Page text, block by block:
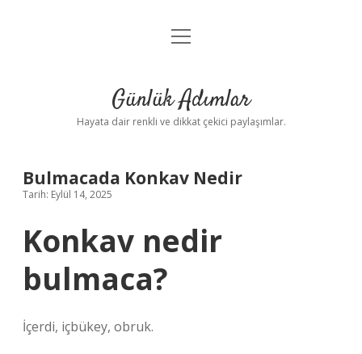
Anasayfa
Yasal Uyarı
menüyü
Günlük Adımlar
Hayata dair renkli ve dikkat çekici paylaşımlar.
Bulmacada Konkav Nedir
Tarih: Eylül 14, 2025
Konkav nedir
bulmaca?
İçerdi, içbükey, obruk.